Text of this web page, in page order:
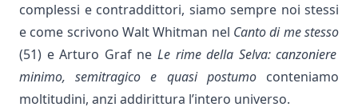
complessi e contraddittori, siamo sempre noi stessi
e come scrivono Walt Whitman nel Canto di me stesso
(51) e Arturo Graf ne Le rime della Selva: canzoniere
minimo, semitragico e quasi postumo conteniamo
moltitudini, anzi addirittura l’intero universo.